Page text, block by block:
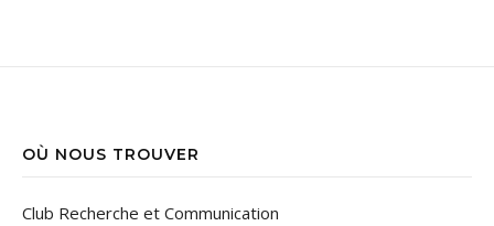
OÙ NOUS TROUVER
Club Recherche et Communication